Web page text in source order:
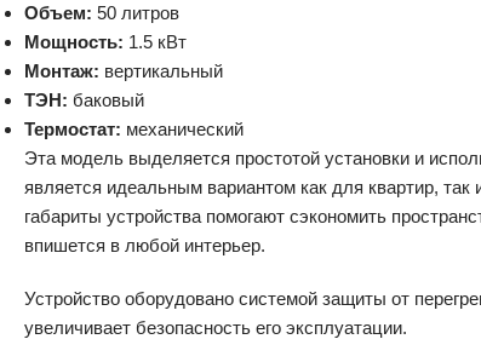
Объем: 50 литров
Мощность: 1.5 кВт
Монтаж: вертикальный
ТЭН: баковый
Термостат: механический
Эта модель выделяется простотой установки и
является идеальным вариантом как для квартир,
габариты устройства помогают сэкономить
впишется в любой интерьер.
Устройство оборудовано системой защиты от
увеличивает безопасность его эксплуатации.